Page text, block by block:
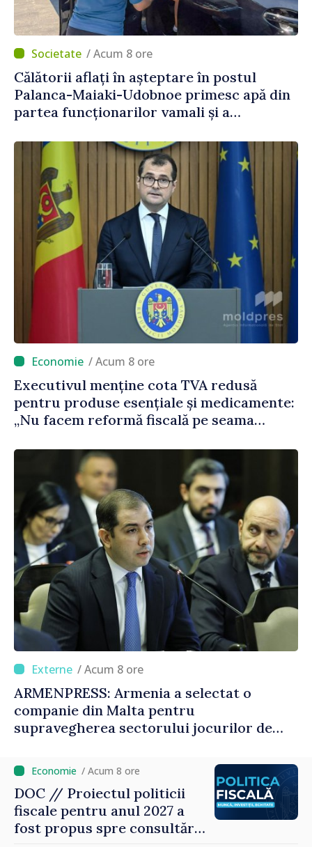
/ Acum 8 ore
Călătorii aflați în așteptare în postul
Palanca-Maiaki-Udobnoe primesc apă din
partea funcționarilor vamali și a
/ Acum 8 ore
Executivul menține cota TVA redusă
pentru produse esențiale și medicamente:
„Nu facem reformă fiscală pe seama
/ Acum 8 ore
ARMENPRESS: Armenia a selectat o
companie din Malta pentru
supravegherea sectorului jocurilor de
/ Acum 8 ore
DOC // Proiectul politicii
fiscale pentru anul 2027 a
fost propus spre consultări